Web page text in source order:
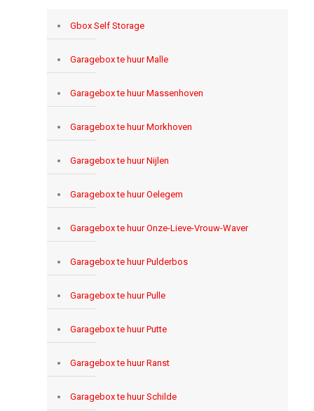
Gbox Self Storage
Garagebox te huur Malle
Garagebox te huur Massenhoven
Garagebox te huur Morkhoven
Garagebox te huur Nijlen
Garagebox te huur Oelegem
Garagebox te huur Onze-Lieve-Vrouw-Waver
Garagebox te huur Pulderbos
Garagebox te huur Pulle
Garagebox te huur Putte
Garagebox te huur Ranst
Garagebox te huur Schilde